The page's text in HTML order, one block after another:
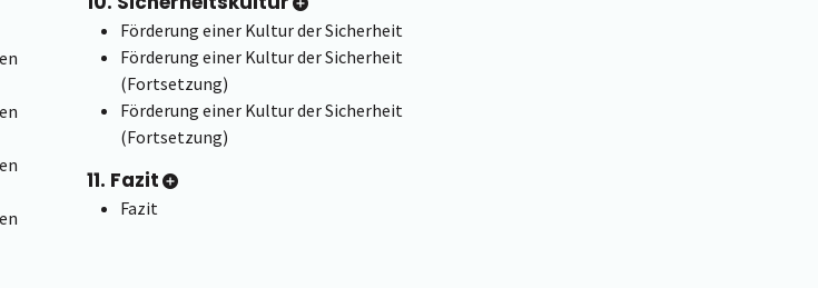
Förderung einer Kultur der Sicherheit
Förderung einer Kultur der Sicherheit
(Fortsetzung)
Förderung einer Kultur der Sicherheit
(Fortsetzung)
11. Fazit
Fazit